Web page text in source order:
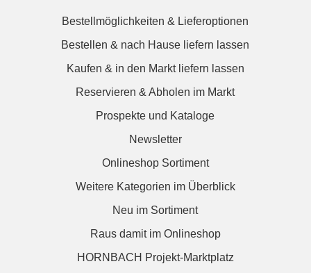
Bestellmöglichkeiten & Lieferoptionen
Bestellen & nach Hause liefern lassen
Kaufen & in den Markt liefern lassen
Reservieren & Abholen im Markt
Prospekte und Kataloge
Newsletter
Onlineshop Sortiment
Weitere Kategorien im Überblick
Neu im Sortiment
Raus damit im Onlineshop
HORNBACH Projekt-Marktplatz